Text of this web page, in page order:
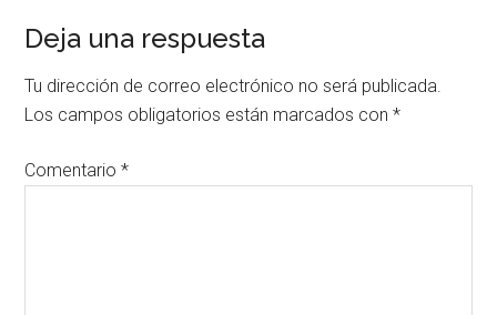
Deja una respuesta
Tu dirección de correo electrónico no será publicada.
Los campos obligatorios están marcados con*
Comentario*